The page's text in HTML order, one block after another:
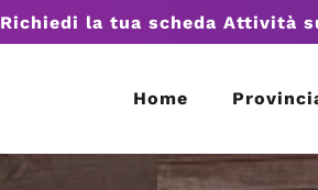
Richiedi la tua scheda Attività
Home